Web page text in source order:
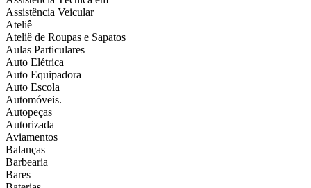
Assistência Veicular
Ateliê
Ateliê de Roupas e Sapatos
Aulas Particulares
Auto Elétrica
Auto Equipadora
Auto Escola
Automóveis.
Autopeças
Autorizada
Aviamentos
Balanças
Barbearia
Bares